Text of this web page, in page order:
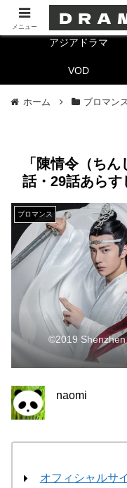
海外ドラマ
アジアドラマ
VOD
ホーム ブロマンス
「陳情令（ち
話・29話あらす
ブロマンス
©2019
naomi
オフィシャルサ
メニュー